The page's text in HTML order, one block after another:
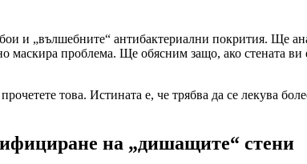
и „вълшебните“ антибактериални покрития. Ще
проблема. Ще обясним защо, ако стената ви
това. Истината е, че трябва да се лекува
на „дишащите“ стени